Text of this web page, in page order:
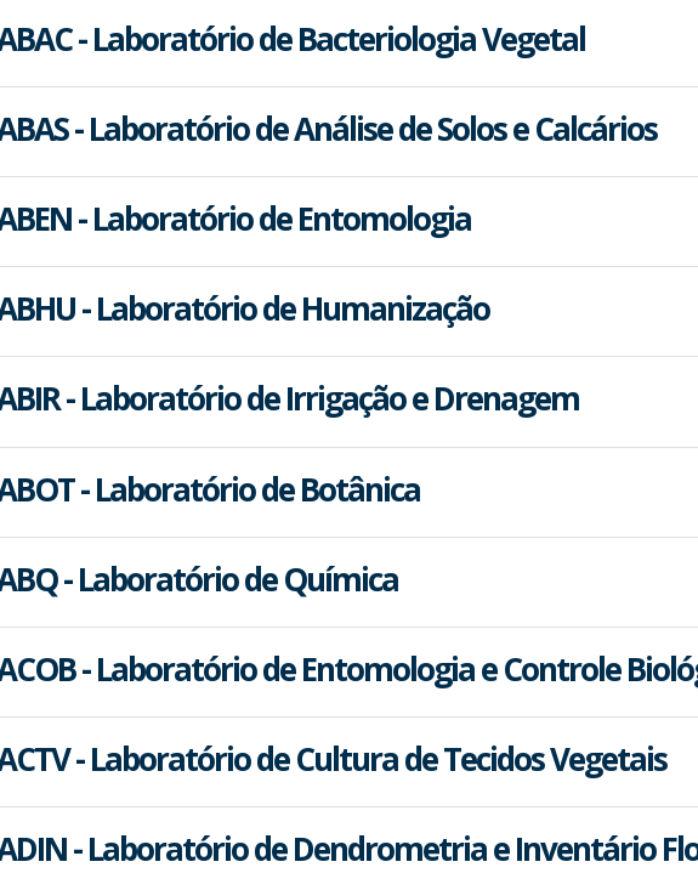
- Laboratório de Bacteriologia Vegetal
- Laboratório de Análise de Solos e Calcários
- Laboratório de Entomologia
- Laboratório de Humanização
- Laboratório de Irrigação e Drenagem
- Laboratório de Botânica
- Laboratório de Química
- Laboratório de Entomologia e Controle
- Laboratório de Cultura de Tecidos Vegetais
- Laboratório de Dendrometria e Inventário